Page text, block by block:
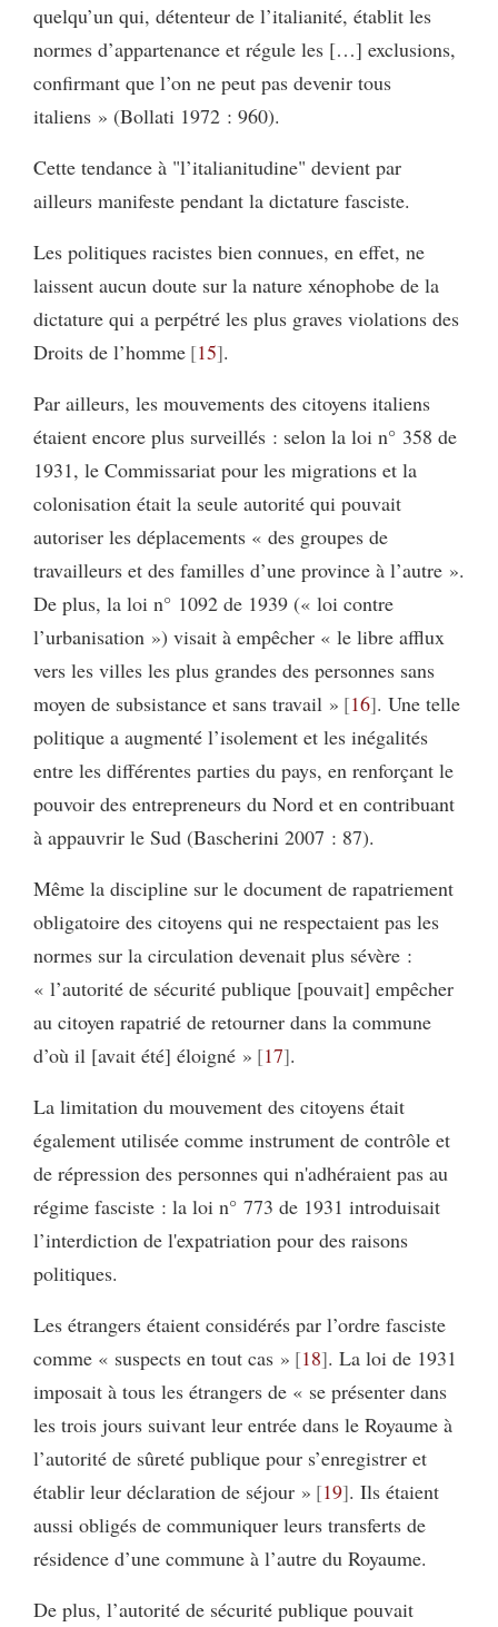
quelqu’un qui, détenteur de l’italianité, établit les
normes d’appartenance et régule les […] exclusions,
confirmant que l’on ne peut pas devenir tous
italiens » (Bollati 1972 : 960).
Cette tendance à "l’italianitudine" devient par
ailleurs manifeste pendant la dictature fasciste.
Les politiques racistes bien connues, en effet, ne
laissent aucun doute sur la nature xénophobe de la
dictature qui a perpétré les plus graves violations des
Droits de l’homme 15 .
Par ailleurs, les mouvements des citoyens italiens
étaient encore plus surveillés : selon la loi n° 358 de
1931, le Commissariat pour les migrations et la
colonisation était la seule autorité qui pouvait
autoriser les déplacements « des groupes de
travailleurs et des familles d’une province à l’autre ».
De plus, la loi n° 1092 de 1939 (« loi contre
l’urbanisation ») visait à empêcher « le libre afflux
vers les villes les plus grandes des personnes sans
moyen de subsistance et sans travail » 16 . Une telle
politique a augmenté l’isolement et les inégalités
entre les différentes parties du pays, en renforçant le
pouvoir des entrepreneurs du Nord et en contribuant
à appauvrir le Sud (Bascherini 2007 : 87).
Même la discipline sur le document de rapatriement
obligatoire des citoyens qui ne respectaient pas les
normes sur la circulation devenait plus sévère :
« l’autorité de sécurité publique [pouvait] empêcher
au citoyen rapatrié de retourner dans la commune
d’où il [avait été] éloigné » 17 .
La limitation du mouvement des citoyens était
également utilisée comme instrument de contrôle et
de répression des personnes qui n'adhéraient pas au
régime fasciste : la loi n° 773 de 1931 introduisait
l’interdiction de l'expatriation pour des raisons
politiques.
Les étrangers étaient considérés par l’ordre fasciste
comme « suspects en tout cas » 18 . La loi de 1931
imposait à tous les étrangers de « se présenter dans
les trois jours suivant leur entrée dans le Royaume à
l’autorité de sûreté publique pour s’enregistrer et
établir leur déclaration de séjour » 19 . Ils étaient
aussi obligés de communiquer leurs transferts de
résidence d’une commune à l’autre du Royaume.
De plus, l’autorité de sécurité publique pouvait